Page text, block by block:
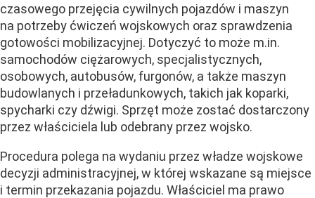
czasowego przejęcia cywilnych pojazdów i maszyn
na potrzeby ćwiczeń wojskowych oraz sprawdzenia
gotowości mobilizacyjnej. Dotyczyć to może m.in.
samochodów ciężarowych, specjalistycznych,
osobowych, autobusów, furgonów, a także maszyn
budowlanych i przeładunkowych, takich jak koparki,
spycharki czy dźwigi. Sprzęt może zostać dostarczony
przez właściciela lub odebrany przez wojsko.
Procedura polega na wydaniu przez władze wojskowe
decyzji administracyjnej, w której wskazane są miejsce
i termin przekazania pojazdu. Właściciel ma prawo